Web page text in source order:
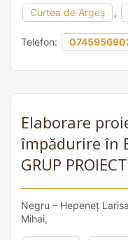
Curtea de Argeș ,
Telefon:
Elaborare
împădurire în
GRUP
Negru – Hepeneț
Mihai,